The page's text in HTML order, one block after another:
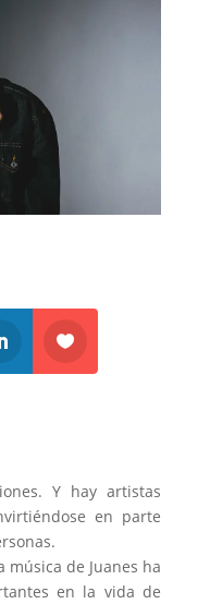
Y hay artistas
en parte
música de Juanes ha
en la vida de